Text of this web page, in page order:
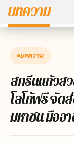
บทความ
บทความ
สกรีนแก้วส
โลโก้ฟรี จัด
มหาชน มืออ